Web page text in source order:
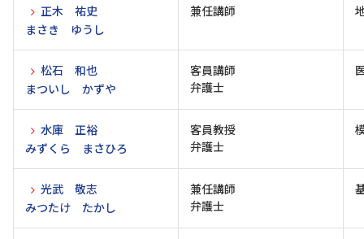
正木 祐史
まさき ゆうし
兼任講師
松石 和也
まついし かずや
客員講師
弁護士
水庫 正裕
みずくら まさひろ
客員教授
弁護士
光武 敬志
みつたけ たかし
兼任講師
弁護士